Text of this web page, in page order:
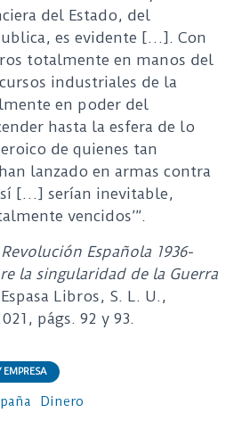
del Estado, del
es evidente […]. Con
totalmente en manos del
industriales de la
en poder del
hasta la esfera de lo
de quienes tan
lanzado en armas contra
[…] serían inevitable,
vencidos’”.
Española 1936-
la singularidad de la Guerra
Libros, S. L. U.,
págs. 92 y 93.
EMPRESA
Dinero